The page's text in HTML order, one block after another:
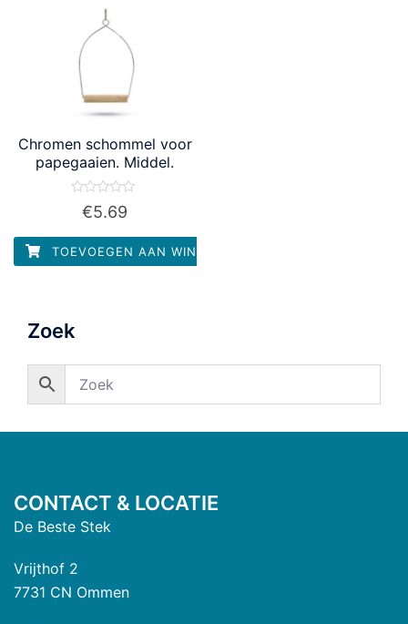
Chromen schommel voor
papegaaien. Middel.
Waardering
5
€5.69
TOEVOEGEN AAN WINKELWAGEN
Zoek
CONTACT & LOCATIE
De Beste Stek
Vrijthof 2
7731 CN Ommen